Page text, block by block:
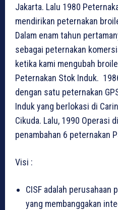
Jakarta. Lalu 1980
mendirikan peternakan
Dalam enam tahun
sebagai peternakan
ketika kami mengubah
Peternakan Stok Induk.
dengan satu peternakan
Induk yang berlokasi di
Cikuda. Lalu, 1990 Operasi
penambahan 6 peternakan
Visi :
CISF adalah
yang membanggakan